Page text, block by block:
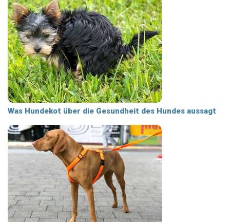
Was Hundekot über die Gesundheit des Hundes aussagt